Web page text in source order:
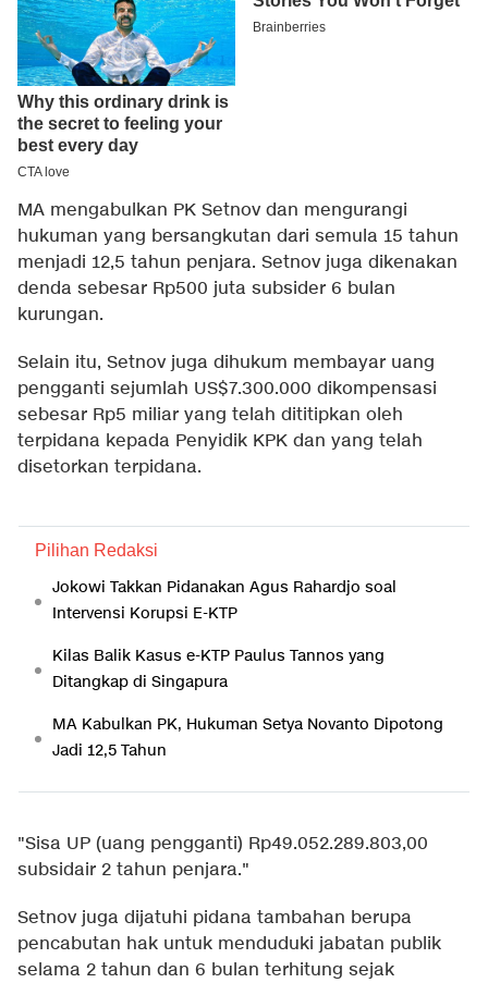
MA mengabulkan PK Setnov dan mengurangi
hukuman yang bersangkutan dari semula 15 tahun
menjadi 12,5 tahun penjara. Setnov juga dikenakan
denda sebesar Rp500 juta subsider 6 bulan
kurungan.
Selain itu, Setnov juga dihukum membayar uang
pengganti sejumlah US$7.300.000 dikompensasi
sebesar Rp5 miliar yang telah dititipkan oleh
terpidana kepada Penyidik KPK dan yang telah
disetorkan terpidana.
Pilihan Redaksi
Jokowi Takkan Pidanakan Agus Rahardjo soal
Intervensi Korupsi E-KTP
Kilas Balik Kasus e-KTP Paulus Tannos yang
Ditangkap di Singapura
MA Kabulkan PK, Hukuman Setya Novanto Dipotong
Jadi 12,5 Tahun
"Sisa UP (uang pengganti) Rp49.052.289.803,00
subsidair 2 tahun penjara."
Setnov juga dijatuhi pidana tambahan berupa
pencabutan hak untuk menduduki jabatan publik
selama 2 tahun dan 6 bulan terhitung sejak